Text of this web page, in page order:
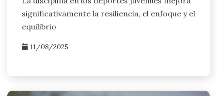
significativamente la resiliencia, el enfoque y el
equilibrio
11/08/2025